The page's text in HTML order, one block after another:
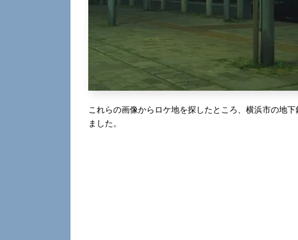
これらの画像からロケ地を探したところ、横浜市の地
ました。